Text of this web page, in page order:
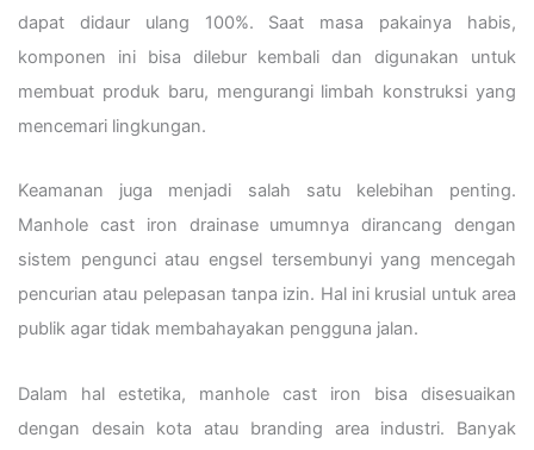
dapat didaur ulang 100%. Saat masa pakainya habis,
komponen ini bisa dilebur kembali dan digunakan untuk
membuat produk baru, mengurangi limbah konstruksi yang
mencemari lingkungan.
Keamanan juga menjadi salah satu kelebihan penting.
Manhole cast iron drainase umumnya dirancang dengan
sistem pengunci atau engsel tersembunyi yang mencegah
pencurian atau pelepasan tanpa izin. Hal ini krusial untuk area
publik agar tidak membahayakan pengguna jalan.
Dalam hal estetika, manhole cast iron bisa disesuaikan
dengan desain kota atau branding area industri. Banyak